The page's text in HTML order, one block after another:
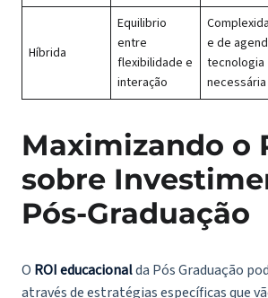
Híbrida
Equilibrio
entre
flexibilidade e
interação
e de
tecnologia
necessária
Maximizando o
sobre
Pós-Graduação
O ROI educacionalda Pós Graduação
através de estratégias específicas que